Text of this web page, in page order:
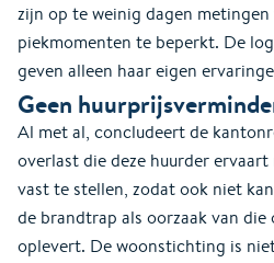
zijn op te weinig dagen
piekmomenten te beperkt. De
geven alleen haar eigen
Geen
Al met al, concludeert de
overlast die deze huurder
vast te stellen, zodat ook niet
de brandtrap als oorzaak van die
oplevert. De woonstichting is